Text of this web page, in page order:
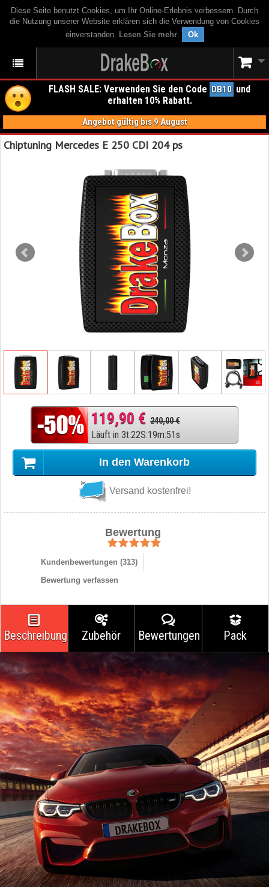
Diese Seite benutzt Cookies, um Ihr Online-Erlebnis verbessern. Durch
die Nutzung unserer Website erklären sich die Verwendung von Cookies
einverstanden. Lesen Sie mehr. Ok
FLASH SALE: Verwenden Sie den Code DB10 und
erhalten 10% Rabatt.
Angebot gültig bis 9 August
Chiptuning Mercedes E 250 CDI 204 ps
119,90 € 240,00 €
Läuft in 3t:22S:19m:50s
In den Warenkorb
Versand kostenfrei!
Bewertung
Kundenbewertungen (313)
Bewertung verfassen
Beschreibung Zubehör Bewertungen Pack